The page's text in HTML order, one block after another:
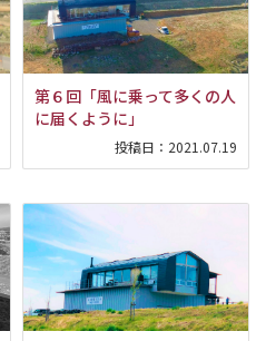
第６回「風に乗って多くの人
に届くように」
投稿日： 2021.07.19